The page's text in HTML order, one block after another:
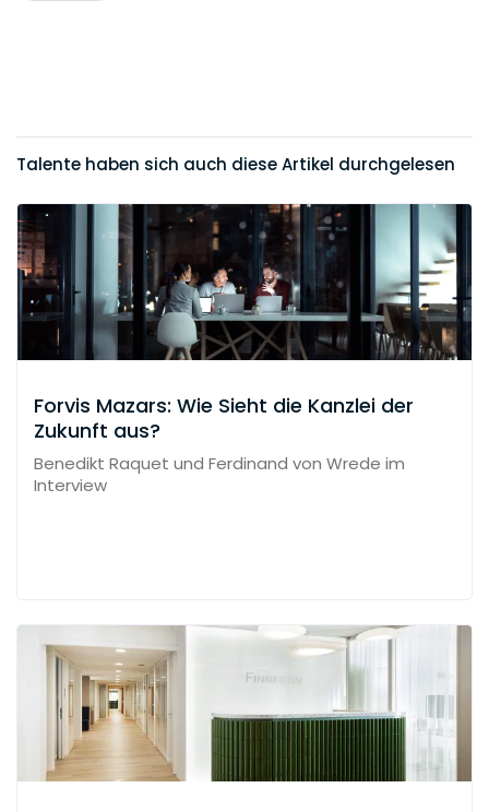
Talente haben sich auch diese Artikel durchgelesen
Forvis Mazars: Wie Sieht die Kanzlei der
Zukunft aus?
Benedikt Raquet und Ferdinand von Wrede im
Interview